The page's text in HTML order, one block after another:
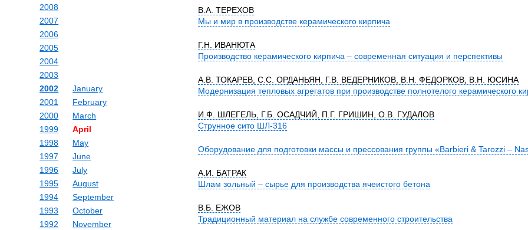
2008
2007
2006
2005
2004
2003
2002
January
February
March
April
May
June
July
August
September
October
November
2001
2000
1999
1998
1997
1996
1995
1994
1993
1992
В.А. ТЕРЕХОВ
Мы и мир в производстве керамического кирпича
Г.Н. ИВАНЮТА
Производство керамического кирпича – современная ситуация и перспективы
А.В. ТОКАРЕВ, С.С. ОРДАНЬЯН, Г.В. ВЕДЕРНИКОВ, В.Н. ФЕДОРКОВ, В.Н. ЮСИНА
Модернизация тепловых агрегатов при производстве полнотелого керамического
И.Ф. ШЛЕГЕЛЬ, Г.Б. ОСАДЧИЙ, П.Г. ГРИШИН, О.В. ГУДАЛОВ
Струнное сито ШЛ-316
Оборудование для подготовки массы и прессования группы «Barbieri & Tarozzi –
А.И. БАТРАК
Шлам зольный – сырье для производства ячеистого бетона
В.Б. ЕЖОВ
Традиционный материал на службе современного строительства